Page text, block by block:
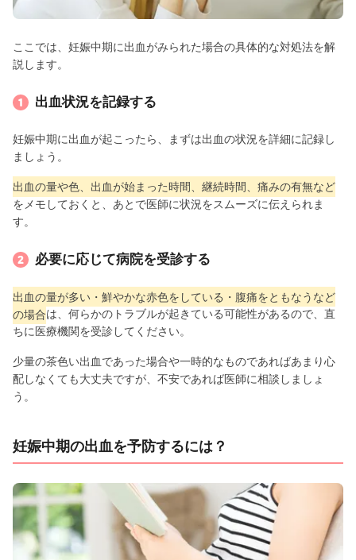
ここでは、妊娠中期に出血がみられた場合の具体的な対処法を解
説します。
出血状況を記録する
妊娠中期に出血が起こったら、まずは出血の状況を詳細に記録し
ましょう。
出血の量や色、出血が始まった時間、継続時間、痛みの有無など
をメモしておくと、あとで医師に状況をスムーズに伝えられま
す。
必要に応じて病院を受診する
出血の量が多い・鮮やかな赤色をしている・腹痛をともなうなど
の場合は、何らかのトラブルが起きている可能性があるので、直
ちに医療機関を受診してください。
少量の茶色い出血であった場合や一時的なものであればあまり心
配しなくても大丈夫ですが、不安であれば医師に相談しましょ
う。
妊娠中期の出血を予防するには？